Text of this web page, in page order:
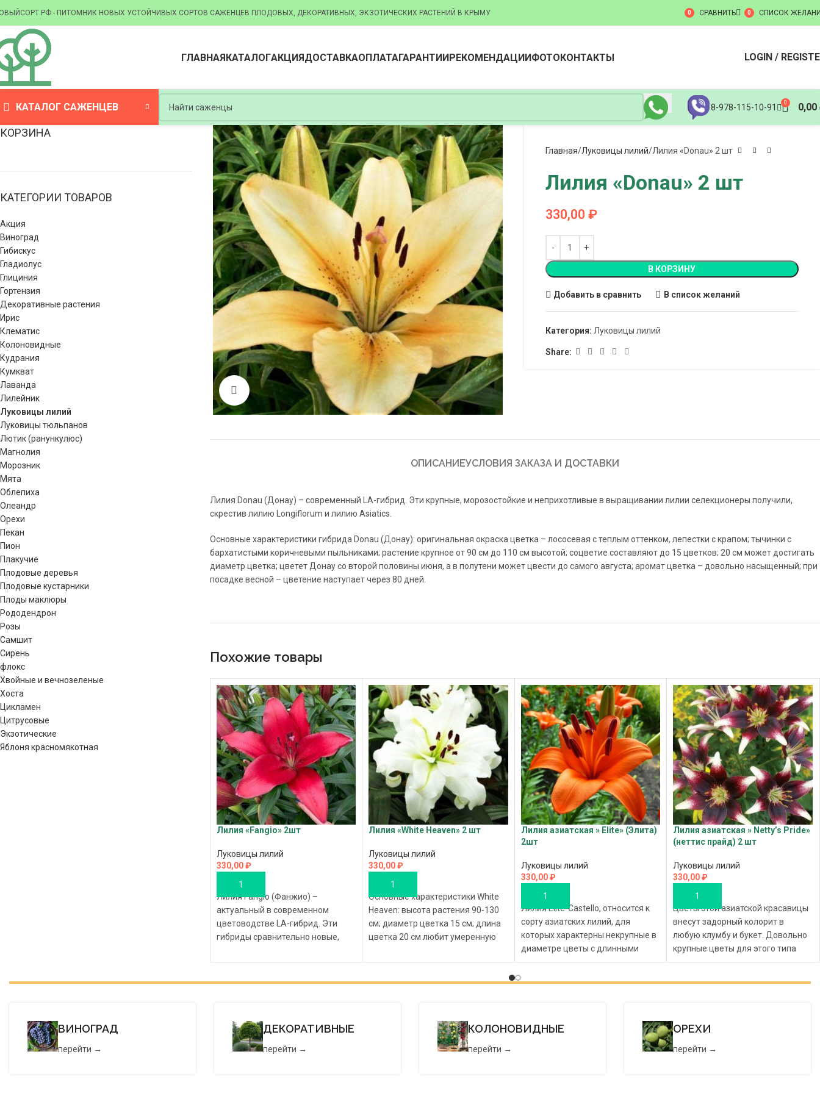
- ПИТОМНИК НОВЫХ УСТОЙЧИВЫХ СОРТОВ САЖЕНЦЕВ ПЛОДОВЫХ, ДЕКОРАТИВНЫХ, ЭКЗОТИЧЕСКИХ РАСТЕНИЙ В КРЫМУ 0 СРАВНИТЬ 0 СПИСОК
ГЛАВНАЯКАТАЛОГАКЦИЯДОСТАВКАОПЛАТАГАРАНТИИРЕКОМЕНДАЦИИФОТОКОНТАКТЫ LOGIN /
КАТАЛОГ САЖЕНЦЕВ 8-978-115-10-91 0 0,00
КОРЗИНА
КАТЕГОРИИ ТОВАРОВ
Акция
Виноград
Гибискус
Гладиолус
Глициния
Гортензия
Декоративные растения
Ирис
Клематис
Колоновидные
Кудрания
Кумкват
Лаванда
Лилейник
Луковицы лилий
Луковицы тюльпанов
Лютик (ранункулюс)
Магнолия
Морозник
Мята
Облепиха
Олеандр
Орехи
Пекан
Пион
Плакучие
Плодовые деревья
Плодовые кустарники
Плоды маклюры
Рододендрон
Розы
Самшит
Сирень
флокс
Хвойные и вечнозеленые
Хоста
Цикламен
Цитрусовые
Экзотические
Яблоня красномякотная
Click to enlarge
Главная Луковицы лилий Лилия «Donau» 2 шт
Лилия «Donau» 2 шт
330,00 ₽
В КОРЗИНУ
Добавить в сравнить В список желаний
Категория: Луковицы лилий
Share:
ОПИСАНИЕУСЛОВИЯ ЗАКАЗА И ДОСТАВКИ
Лилия Donau (Донау) – современный LA-гибрид. Эти крупные, морозостойкие и неприхотливые в выращивании лилии селекционеры получили,
скрестив лилию Longiflorum и лилию Asiatics.
Основные характеристики гибрида Donau (Донау): оригинальная окраска цветка – лососевая с теплым оттенком, лепестки с крапом; тычинки с
бархатистыми коричневыми пыльниками; растение крупное от 90 см до 110 см высотой; соцветие составляют до 15 цветков; 20 см может достигать
диаметр цветка; цветет Донау со второй половины июня, а в полутени может цвести до самого августа; аромат цветка – довольно насыщенный; при
посадке весной – цветение наступает через 80 дней.
Похожие товары
Лилия «Fangio» 2шт
Луковицы лилий
330,00₽
В КОРЗИНУ
Лилия Fangio (Фанжио) –
актуальный в современном
цветоводстве LA-гибрид. Эти
гибриды сравнительно новые,
Основные характеристики
Лилия «White Heaven» 2 шт
Луковицы лилий
330,00₽
В КОРЗИНУ
Основные характеристики White
Heaven: высота растения 90-130
см; диаметр цветка 15 см; длина
цветка 20 см любит умеренную
Лилия азиатская » Elite» (Элита)
2шт
Луковицы лилий
330,00₽
В КОРЗИНУ
Лилия Elite-Castello, относится к
сорту азиатских лилий, для
которых характерны некрупные в
диаметре цветы с длинными
зауженными к концам
лепестками
Лилия азиатская » Netty’s Pride»
(неттис прайд) 2 шт
Луковицы лилий
330,00₽
В КОРЗИНУ
Цветы этой азиатской красавицы
внесут задорный колорит в
любую клумбу и букет. Довольно
крупные цветы для этого типа
лилии, в
ВИНОГРАД
перейти →
ДЕКОРАТИВНЫЕ
перейти →
КОЛОНОВИДНЫЕ
перейти →
ОРЕХИ
перейти →